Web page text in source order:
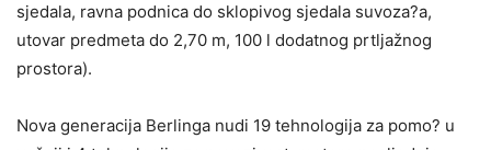
sjedala, ravna podnica do sklopivog sjedala suvoza?a,
utovar predmeta do 2,70 m, 100 l dodatnog prtljažnog
prostora).
Nova generacija Berlinga nudi 19 tehnologija za pomo? u